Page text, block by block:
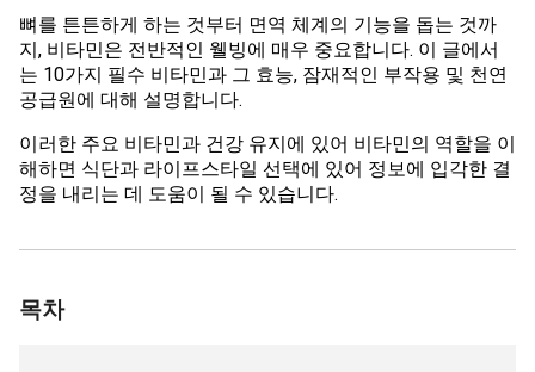
뼈를 튼튼하게 하는 것부터 면역 체계의 기능을 돕는 것까
지, 비타민은 전반적인 웰빙에 매우 중요합니다. 이 글에서
는 10가지 필수 비타민과 그 효능, 잠재적인 부작용 및 천연
공급원에 대해 설명합니다.
이러한 주요 비타민과 건강 유지에 있어 비타민의 역할을 이
해하면 식단과 라이프스타일 선택에 있어 정보에 입각한 결
정을 내리는 데 도움이 될 수 있습니다.
목차